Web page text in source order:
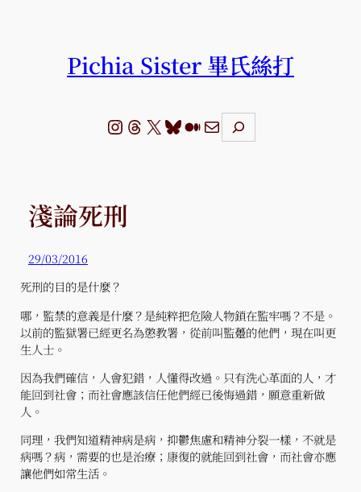
Pichia Sister 畢氏絲打
Instagram Threads X Bluesky Medium電子郵件e
淺論死刑
29/03/2016
死刑的目的是什麼？
哪，監禁的意義是什麼？是純粹把危險人物鎖在監牢嗎？不是。
以前的監獄署已經更名為懲教署，從前叫監躉的他們，現在叫更
生人士。
因為我們確信，人會犯錯，人懂得改過。只有洗心革面的人，才
能回到社會；而社會應該信任他們經已後悔過錯，願意重新做
人。
同理，我們知道精神病是病，抑鬱焦慮和精神分裂一樣，不就是
病嗎？病，需要的也是治療；康復的就能回到社會，而社會亦應
讓他們如常生活。